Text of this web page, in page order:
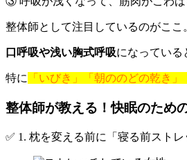
整体師として注目しているのがここ
口呼吸や浅い胸式呼吸になっている
特に 「いびき」「朝ののどの乾き」
整体師が教える！快眠のため
✅ 1. 枕を変える前に「寝る前スト